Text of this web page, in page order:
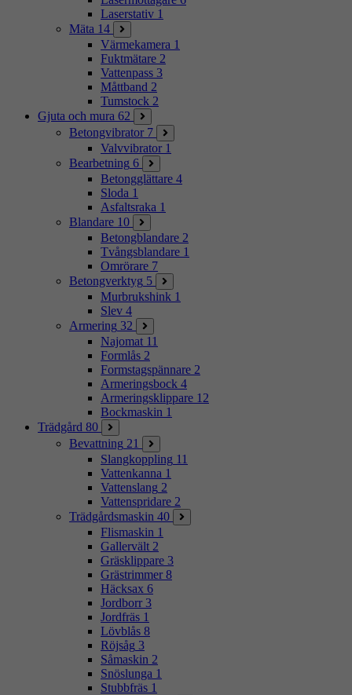
Laserstativ 1
Mäta 14
Värmekamera 1
Fuktmätare 2
Vattenpass 3
Måttband 2
Tumstock 2
Gjuta och mura 62
Betongvibrator 7
Valvvibrator 1
Bearbetning 6
Betongglättare 4
Sloda 1
Asfaltsraka 1
Blandare 10
Betongblandare 2
Tvångsblandare 1
Omrörare 7
Betongverktyg 5
Murbrukshink 1
Slev 4
Armering 32
Najomat 11
Formlås 2
Formstagspännare 2
Armeringsbock 4
Armeringsklippare 12
Bockmaskin 1
Trädgård 80
Bevattning 21
Slangkoppling 11
Vattenkanna 1
Vattenslang 2
Vattenspridare 2
Trädgårdsmaskin 40
Flismaskin 1
Gallervält 2
Gräsklippare 3
Grästrimmer 8
Häcksax 6
Jordborr 3
Jordfräs 1
Lövblås 8
Röjsåg 3
Såmaskin 2
Snöslunga 1
Stubbfräs 1